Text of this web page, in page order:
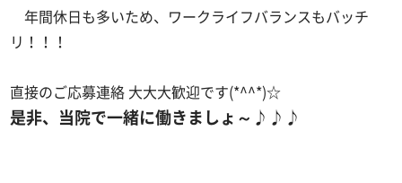
年間休日も多いため、ワークライフバランスもバッチ
リ！！！
直接のご応募連絡 大大大歓迎です(*^^*)☆
是非、当院で一緒に働きましょ～♪♪♪